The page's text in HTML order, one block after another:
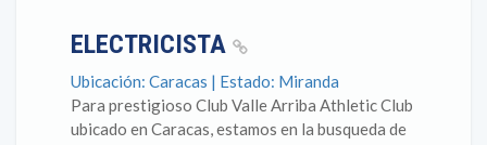
ELECTRICISTA
Ubicación: Caracas | Estado: Miranda
Para prestigioso Club Valle Arriba Athletic Club
ubicado en Caracas, estamos en la busqueda de